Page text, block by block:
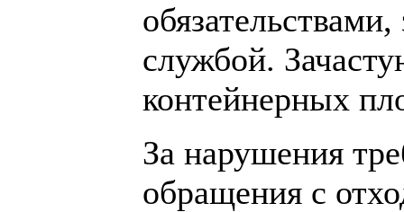
службой.
контейнерных
За нарушения
обращения с